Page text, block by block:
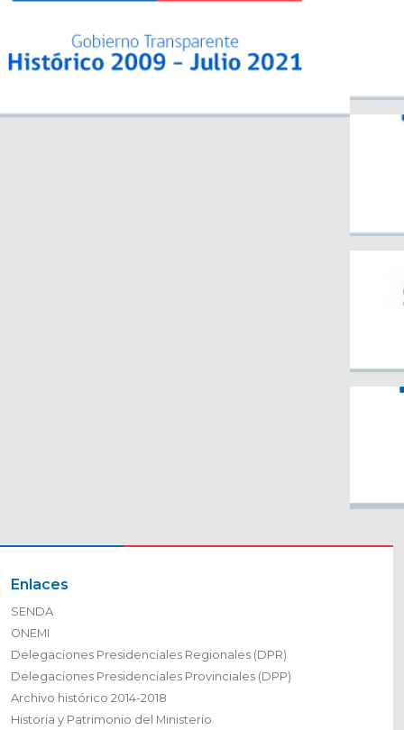
Enlaces
SENDA
ONEMI
Delegaciones Presidenciales Regionales (DPR)
Delegaciones Presidenciales Provinciales (DPP)
Archivo histórico 2014-2018
Historia y Patrimonio del Ministerio